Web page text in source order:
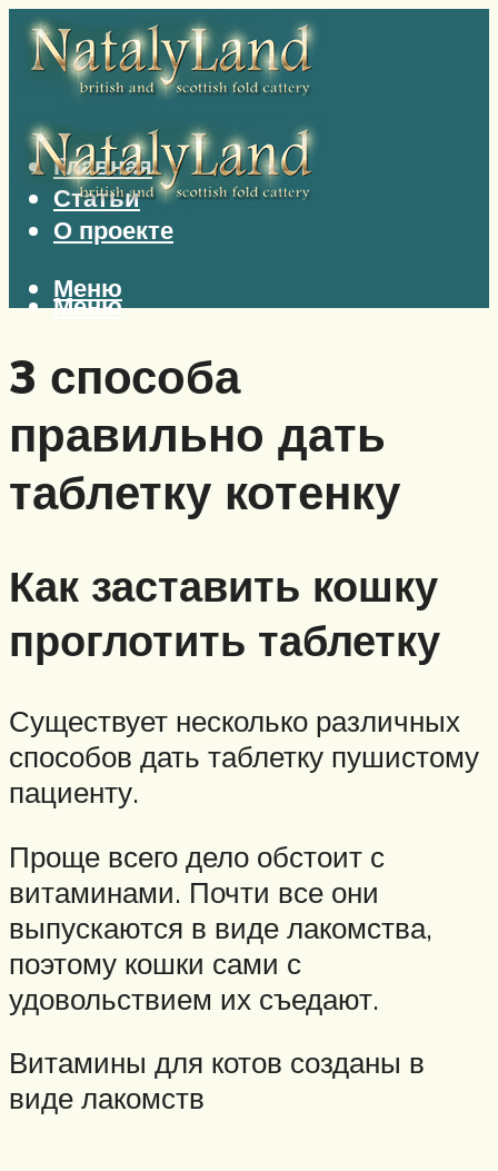
Главная
Статьи
О проекте
Меню
Меню
3 способа
правильно дать
таблетку котенку
Как заставить кошку
проглотить таблетку
Существует несколько различных
способов дать таблетку пушистому
пациенту.
Проще всего дело обстоит с
витаминами. Почти все они
выпускаются в виде лакомства,
поэтому кошки сами с
удовольствием их съедают.
Витамины для котов созданы в
виде лакомств